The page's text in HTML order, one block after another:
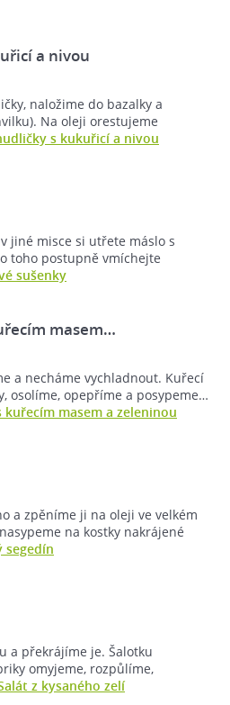
a nivou
naložime do bazalky a
Na oleji orestujeme
s kukuřicí a nivou
jiné misce si utřete máslo s
toho postupně vmíchejte
sušenky
masem…
a necháme vychladnout. Kuřecí
osolíme, opepříme a posypeme…
masem a zeleninou
a zpěníme ji na oleji ve velkém
na kostky nakrájené
segedín
a překrájíme je. Šalotku
omyjeme, rozpůlíme,
z kysaného zelí